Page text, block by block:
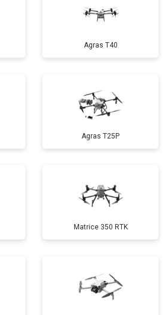
Agras T40
Agras T25P
Matrice 350 RTK